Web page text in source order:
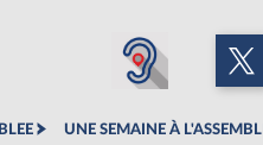
UNE SEMAINE À